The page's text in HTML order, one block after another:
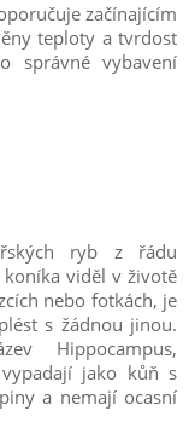
začínajícím
teploty a tvrdost
správné vybavení
ryb z řádu
viděl v životě
nebo fotkách, je
s žádnou jinou.
Hippocampus,
jako kůň s
a nemají ocasní